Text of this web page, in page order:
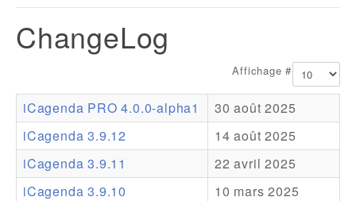
Documentation
Ressources
Addons
Theme Packs
ChangeLog
Affichage #
iCagenda PRO 4.0.0-alpha1
30 août 2025
iCagenda 3.9.12
14 août 2025
iCagenda 3.9.11
22 avril 2025
iCagenda 3.9.10
10 mars 2025